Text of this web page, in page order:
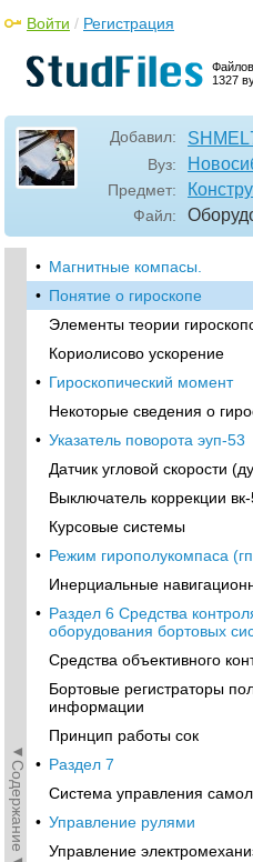
1327
Войти / Регистрация
Добавил:
Вуз:
Предмет:
Файл:
◄Содержание◄
• Измерители высоты полета
Приемники и магистрали
давлений не самолете
• Указатель числа м.
Датчики истинной
Приборы для измерения
Курсовые приборы и
• Магнитные компасы.
• Понятие о гироскопе
Элементы теории
Кориолисово ускорение
• Гироскопический момент
Некоторые сведения о
• Указатель поворота эуп-53
Датчик угловой скорости
Выключатель коррекции
Курсовые системы
• Режим гирополукомпаса
Инерциальные
• Раздел 6 Средства
оборудования бортовых
Средства объективного
Бортовые регистраторы
информации
Принцип работы сок
• Раздел 7
Система управления
• Управление рулями
Управление